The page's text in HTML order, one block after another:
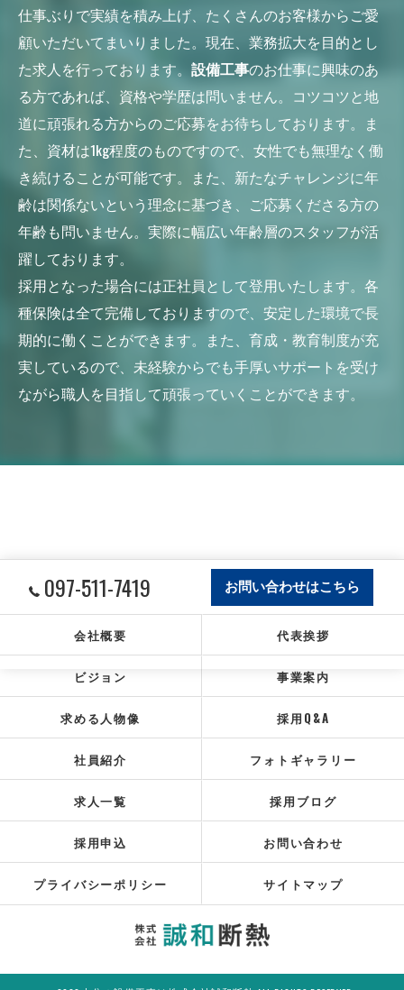
仕事ぶりで実績を積み上げ、たくさんのお客様からご愛
顧いただいてまいりました。現在、業務拡大を目的とし
た求人を行っております。 設備工事のお仕事に興味のあ
る方であれば、資格や学歴は問いません。コツコツと地
道に頑張れる方からのご応募をお待ちしております。ま
た、資材は1kg程度のものですので、女性でも無理なく働
き続けることが可能です。また、新たなチャレンジに年
齢は関係ないという理念に基づき、ご応募くださる方の
年齢も問いません。実際に幅広い年齢層のスタッフが活
躍しております。
採用となった場合には正社員として登用いたします。各
種保険は全て完備しておりますので、安定した環境で長
期的に働くことができます。また、育成・教育制度が充
実しているので、未経験からでも手厚いサポートを受け
ながら職人を目指して頑張っていくことができます。
097-511-7419 お問い合わせはこちら
会社概要 代表挨拶
ビジョン 事業案内
求める人物像 採用Q&A
社員紹介 フォトギャラリー
求人一覧 採用ブログ
採用申込 お問い合わせ
プライバシーポリシー サイトマップ